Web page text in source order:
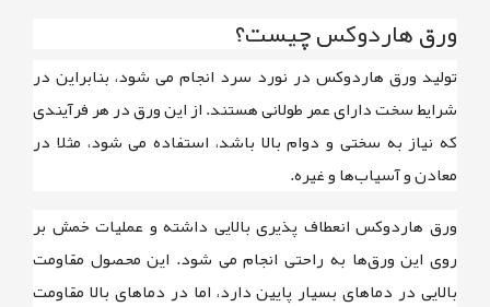
ورق هاردوکس چیست؟
تولید ورق هاردوکس در نورد سرد انجام می شود، بنابراین در
شرایط سخت دارای عمر طولانی هستند. از این ورق در هر فرآیندی
که نیاز به سختی و دوام بالا باشد، استفاده می شود، مثلا در
معادن و آسیاب‌ها و غیره.
ورق هاردوکس انعطاف پذیری بالایی داشته و عملیات خمش بر
روی این ورق‌ها به راحتی انجام می شود. این محصول مقاومت
بالایی در دماهای بسیار پایین دارد، اما در دماهای بالا مقاومت